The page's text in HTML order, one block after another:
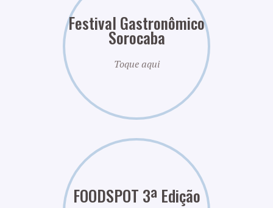
Festival Gastronômico
Sorocaba
Toque aqui
FOODSPOT 3ª Edição